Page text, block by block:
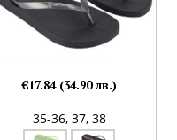
35-36, 37, 38
€17.84 (34.90 лв.)